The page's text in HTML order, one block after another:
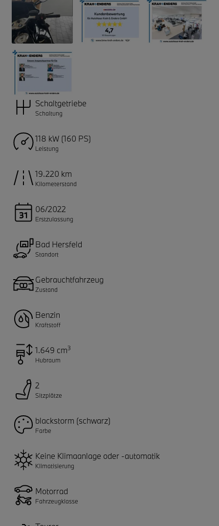
Schaltgetriebe
Schaltung
118 kW (160 PS)
Leistung
19.220 km
Kilometerstand
06/2022
Erstzulassung
Bad Hersfeld
Standort
Gebrauchtfahrzeug
Zustand
Benzin
Kraftstoff
1.649 cm3
Hubraum
2
Sitzplätze
blackstorm (schwarz)
Farbe
Keine Klimaanlage oder -automatik
Klimatisierung
Motorrad
Fahrzeugklasse